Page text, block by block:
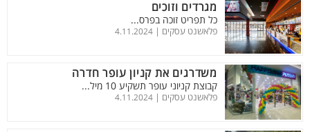
מגרדים וזוכים
כל תפריט זוכה בפרס...
פלאשנט עסקים | 4.11.2024
משדרגים את קניון עופר חדרה
קבוצת קניוני עופר תשקיע 10 מיל...
פלאשנט עסקים | 4.11.2024